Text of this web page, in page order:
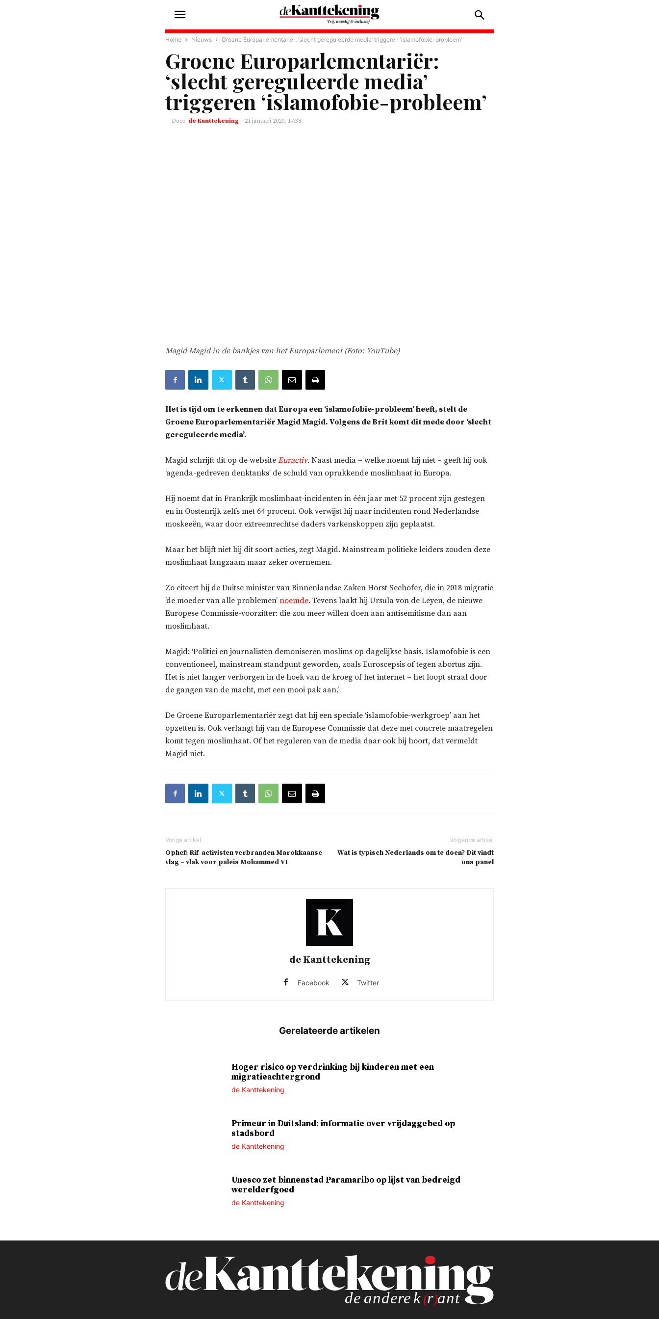
Home Nieuws Groene Europarlementariër: ‘slecht gereguleerde media’ triggeren ‘islamofobie-probleem’
Groene Europarlementariër:
‘slecht gereguleerde media’
triggeren ‘islamofobie-probleem’
de Kanttekening - 21 januari 2020, 17:38
Magid Magid in de bankjes van het Europarlement (Foto: YouTube)
Het is tijd om te erkennen dat Europa een ‘islamofobie-probleem’ heeft, stelt de
Groene Europarlementariër Magid Magid. Volgens de Brit komt dit mede door ‘slecht
gereguleerde media’.
Magid schrijft dit op de website Euractiv. Naast media – welke noemt hij niet – geeft hij ook
‘agenda-gedreven denktanks’ de schuld van oprukkende moslimhaat in Europa.
Hij noemt dat in Frankrijk moslimhaat-incidenten in één jaar met 52 procent zijn gestegen
en in Oostenrijk zelfs met 64 procent. Ook verwijst hij naar incidenten rond Nederlandse
moskeeën, waar door extreemrechtse daders varkenskoppen zijn geplaatst.
Maar het blijft niet bij dit soort acties, zegt Magid. Mainstream politieke leiders zouden deze
moslimhaat langzaam maar zeker overnemen.
Zo citeert hij de Duitse minister van Binnenlandse Zaken Horst Seehofer, die in 2018 migratie
‘de moeder van alle problemen’ noemde. Tevens laakt hij Ursula von de Leyen, de nieuwe
Europese Commissie-voorzitter: die zou meer willen doen aan antisemitisme dan aan
moslimhaat.
Magid: ‘Politici en journalisten demoniseren moslims op dagelijkse basis. Islamofobie is een
conventioneel, mainstream standpunt geworden, zoals Euroscepsis of tegen abortus zijn.
Het is niet langer verborgen in de hoek van de kroeg of het internet – het loopt straal door
de gangen van de macht, met een mooi pak aan.’
De Groene Europarlementariër zegt dat hij een speciale ‘islamofobie-werkgroep’ aan het
opzetten is. Ook verlangt hij van de Europese Commissie dat deze met concrete maatregelen
komt tegen moslimhaat. Of het reguleren van de media daar ook bij hoort, dat vermeldt
Magid niet.
Ophef: Rif-activisten verbranden Marokkaanse
vlag – vlak voor paleis Mohammed VI
Wat is typisch Nederlands om te doen? Dit vindt
ons panel
de Kanttekening
Facebook Twitter
Hoger risico op verdrinking bij kinderen met een
migratieachtergrond
de Kanttekening
Primeur in Duitsland: informatie over vrijdaggebed op
stadsbord
de Kanttekening
Unesco zet binnenstad Paramaribo op lijst van bedreigd
werelderfgoed
de Kanttekening